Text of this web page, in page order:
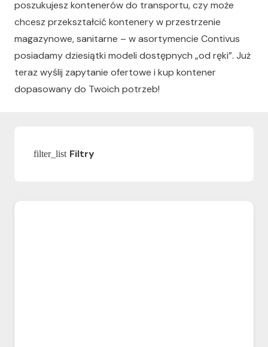
poszukujesz kontenerów do transportu, czy może
chcesz przekształcić kontenery w przestrzenie
magazynowe, sanitarne – w asortymencie Contivus
posiadamy dziesiątki modeli dostępnych „od ręki”. Już
teraz wyślij zapytanie ofertowe i kup kontener
dopasowany do Twoich potrzeb!
filter_list Filtry